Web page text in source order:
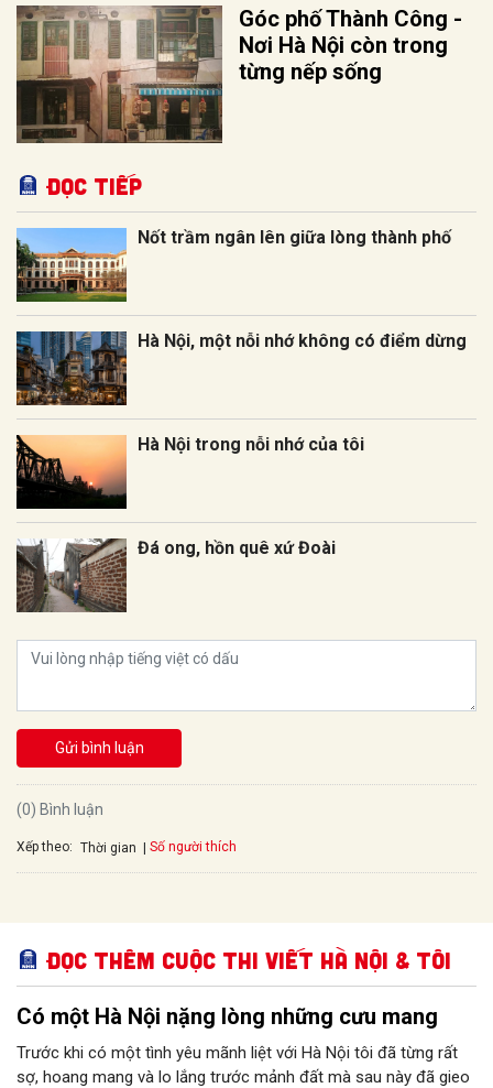
Góc phố Thành Công -
Nơi Hà Nội còn trong
từng nếp sống
Đọc tiếp
Nốt trầm ngân lên giữa lòng thành phố
Hà Nội, một nỗi nhớ không có điểm dừng
Hà Nội trong nỗi nhớ của tôi
Đá ong, hồn quê xứ Đoài
Gửi bình luận
(0) Bình luận
Xếp theo: Thời gian Số người thích
Đọc thêm Cuộc thi viết Hà Nội & Tôi
Có một Hà Nội nặng lòng những cưu mang
Trước khi có một tình yêu mãnh liệt với Hà Nội tôi đã từng rất
sợ, hoang mang và lo lắng trước mảnh đất mà sau này đã gieo